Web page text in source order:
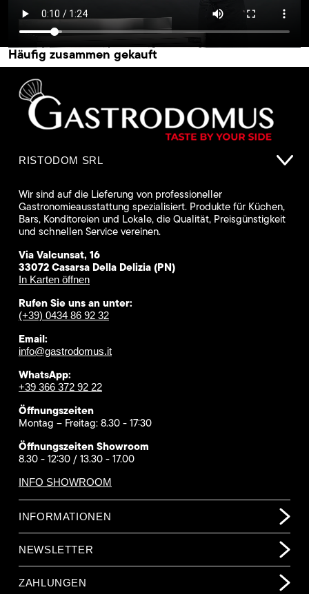
Häufig zusammen gekauft
RISTODOM SRL
Wir sind auf die Lieferung von professioneller
Gastronomieausstattung spezialisiert. Produkte für Küchen,
Bars, Konditoreien und Lokale, die Qualität, Preisgünstigkeit
und schnellen Service vereinen.
Via Valcunsat, 16
33072 Casarsa Della Delizia (PN)
In Karten öffnen
Rufen Sie uns an unter:
(+39) 0434 86 92 32
Email:
info@gastrodomus.it
WhatsApp:
+39 366 372 92 22
Öffnungszeiten
Montag – Freitag: 8.30 - 17:30
Öffnungszeiten Showroom
8.30 - 12:30 / 13.30 - 17.00
INFO SHOWROOM
INFORMATIONEN
NEWSLETTER
ZAHLUNGEN